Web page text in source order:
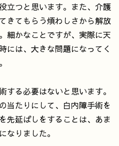
立つと思います。また、介護
きてもらう煩わしさから解放
細かなことですが、実際に天
には、大きな問題になってく
する必要はないと思います。
当たりにして、白内障手術を
先延ばしをすることは、あま
なりました。